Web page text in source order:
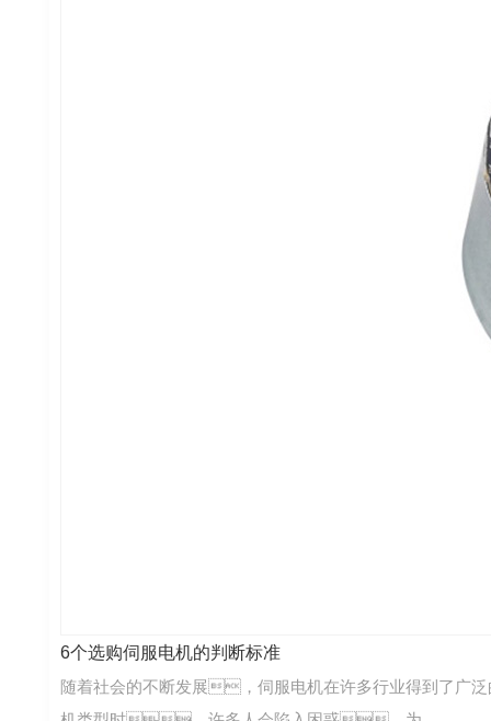
6个选购伺服电机的判断标准
随着社会的不断发展，伺服电机在许多行业得到